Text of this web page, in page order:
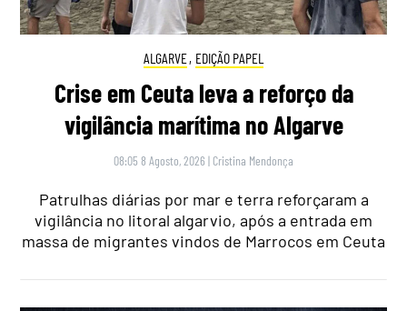
ALGARVE, EDIÇÃO PAPEL
Crise em Ceuta leva a reforço da
vigilância marítima no Algarve
08:05 8 Agosto, 2026 | Cristina Mendonça
Patrulhas diárias por mar e terra reforçaram a
vigilância no litoral algarvio, após a entrada em
massa de migrantes vindos de Marrocos em Ceuta